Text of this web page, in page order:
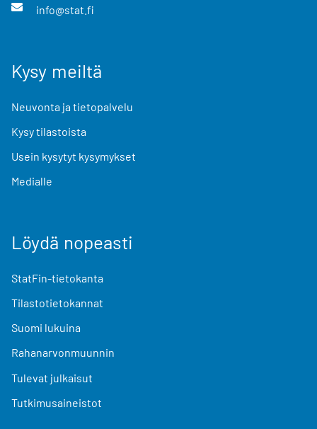
info@stat.fi
Kysy meiltä
Neuvonta ja tietopalvelu
Kysy tilastoista
Usein kysytyt kysymykset
Medialle
Löydä nopeasti
StatFin-tietokanta
Tilastotietokannat
Suomi lukuina
Rahanarvonmuunnin
Tulevat julkaisut
Tutkimusaineistot